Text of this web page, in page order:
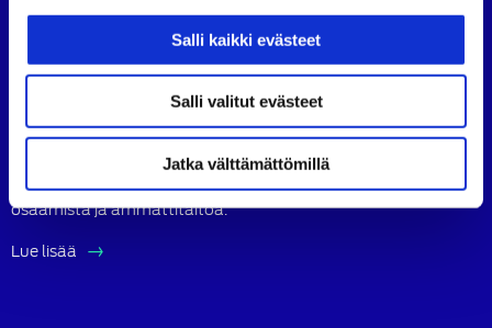
Salli kaikki evästeet
Salli valitut evästeet
Jatka välttämättömillä
Suomen Autoteknillinen Liitto ry (SATL) on autoalan
ammattilaisten ja asiantuntijoiden yhteistyö- ja
koulutusjärjestö.
SATL toimii jäsenyhdistystensä kattojärjestönä, jonka
tavoitteena on ylläpitää ja kehittää koko autoalan
osaamista ja ammattitaitoa.
Lue lisää